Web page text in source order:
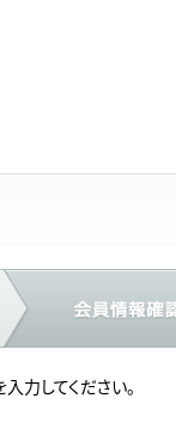
力してください。